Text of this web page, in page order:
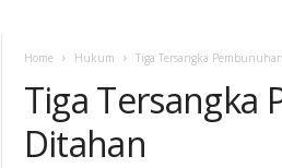
Home Hukum Tiga Tersangka
Tiga Tersangka
Ditahan